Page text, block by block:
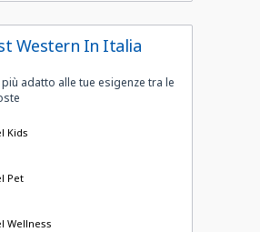
Western In Italia
adatto alle tue esigenze tra le
Kids
Pet
Wellness